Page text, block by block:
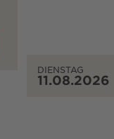
DIENSTAG
11.08.2026